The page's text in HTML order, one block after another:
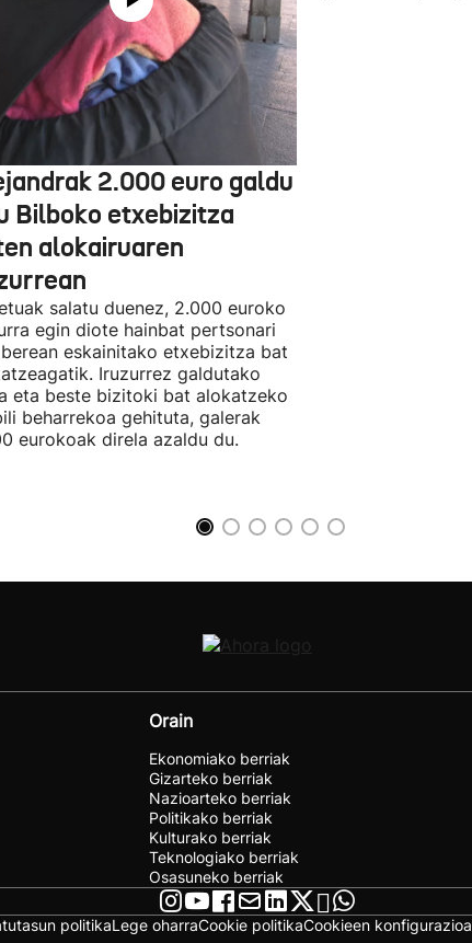
2.000 euro galdu
Bilboko etxebizitza
alokairuaren
salatu duenez, 2.000 euroko
egin diote hainbat pertsonari
eskainitako etxebizitza bat
Iruzurrez galdutako
eta beste bizitoki bat alokatzeko
beharrekoa gehituta, galerak
eurokoak direla azaldu du.
Orain
Ekonomiako berriak
Gizarteko berriak
Nazioarteko berriak
Politikako berriak
Kulturako berriak
Teknologiako berriak
Osasuneko berriak
politikaLege oharraCookie politikaCookieen konfigurazioa